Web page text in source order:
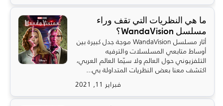
ما هي النظريات التي تقف وراء
مسلسل WandaVision؟
أثار مسلسل WandaVision موجة جدل كبيرة بين
أوساط متابعي المسلسلات والترفيه
التلفزيوني حول العالم ولا سيّما العالم العربي،
اكتشف معنا بعض النظريات المتداولة بي...
فبراير 11, 2021